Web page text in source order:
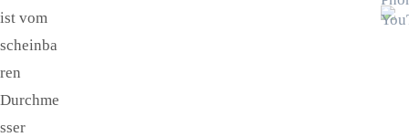
ist vom
scheinba
ren
Durchme
sser